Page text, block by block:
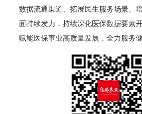
数据流通渠道、拓展民生服务场景、
面持续发力，持续深化医保数据要素
赋能医保事业高质量发展，全力服务